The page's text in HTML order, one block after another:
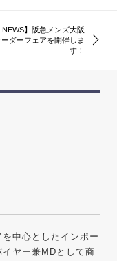
NEWS】阪急メンズ大阪
ーダーフェアを開催しま
す！
中心としたインポー
ヤー兼MDとして商